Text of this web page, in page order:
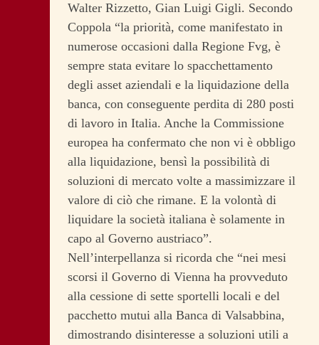
Walter Rizzetto, Gian Luigi Gigli. Secondo
Coppola “la priorità, come manifestato in
numerose occasioni dalla Regione Fvg, è
sempre stata evitare lo spacchettamento
degli asset aziendali e la liquidazione della
banca, con conseguente perdita di 280 posti
di lavoro in Italia. Anche la Commissione
europea ha confermato che non vi è obbligo
alla liquidazione, bensì la possibilità di
soluzioni di mercato volte a massimizzare il
valore di ciò che rimane. E la volontà di
liquidare la società italiana è solamente in
capo al Governo austriaco”.
Nell’interpellanza si ricorda che “nei mesi
scorsi il Governo di Vienna ha provveduto
alla cessione di sette sportelli locali e del
pacchetto mutui alla Banca di Valsabbina,
dimostrando disinteresse a soluzioni utili a